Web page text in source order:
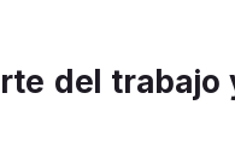
del trabajo